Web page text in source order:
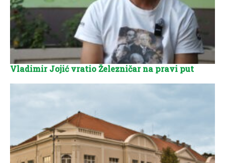
Vladimir Jojić vratio Železničar na pravi put